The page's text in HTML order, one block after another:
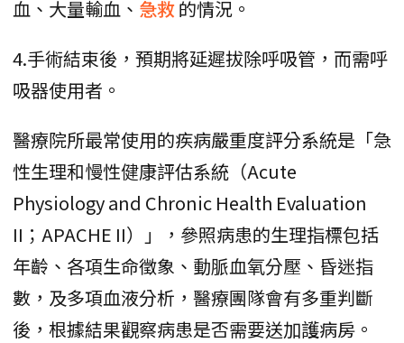
血、大量輸血、 急救的情況。
4.手術結束後，預期將延遲拔除呼吸管，而需呼
吸器使用者。
醫療院所最常使用的疾病嚴重度評分系統是「急
性生理和慢性健康評估系統（Acute
Physiology and Chronic Health Evaluation
II；APACHE II）」，參照病患的生理指標包括
年齡、各項生命徵象、動脈血氧分壓、昏迷指
數，及多項血液分析，醫療團隊會有多重判斷
後，根據結果觀察病患是否需要送加護病房。